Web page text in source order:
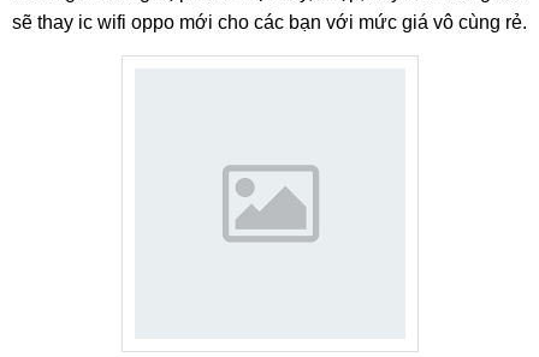
sẽ thay ic wifi oppo mới cho các bạn với mức giá vô cùng rẻ.